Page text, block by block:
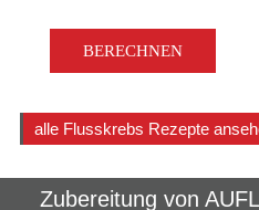
alle Flusskrebs Rezepte
Zubereitung von